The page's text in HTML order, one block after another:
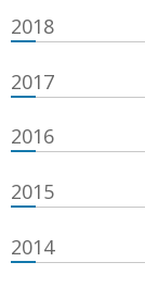
2018
2017
2016
2015
2014